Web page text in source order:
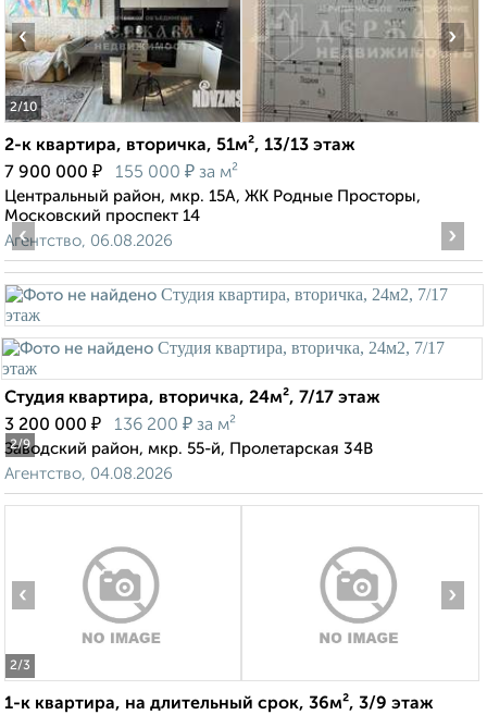
2/10
‹ ›
2-к квартира, вторичка, 51м², 13/13 этаж
7 900 000 ₽ 155 000 ₽ за м²
Центральный район, мкр. 15А, ЖК Родные Просторы,
Московский проспект 14
Агентство, 06.08.2026
2/9
‹ ›
Студия квартира, вторичка, 24м², 7/17 этаж
3 200 000 ₽ 136 200 ₽ за м²
Заводский район, мкр. 55-й, Пролетарская 34В
Агентство, 04.08.2026
2/3
‹ ›
1-к квартира, на длительный срок, 36м², 3/9 этаж